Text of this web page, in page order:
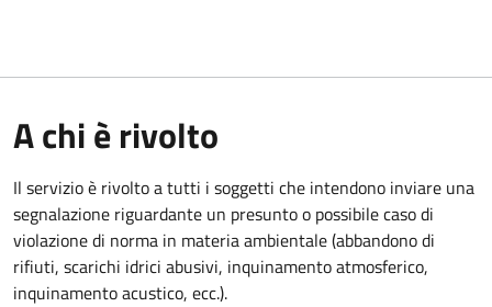
A chi è rivolto
Il servizio è rivolto a tutti i soggetti che intendono inviare una
segnalazione riguardante un presunto o possibile caso di
violazione di norma in materia ambientale (abbandono di
rifiuti, scarichi idrici abusivi, inquinamento atmosferico,
inquinamento acustico, ecc.).